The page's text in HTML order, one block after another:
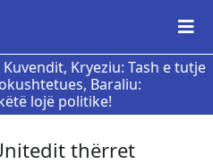
Kryeziu: Tash e tutje
Baraliu:
lojë politike!
thërret